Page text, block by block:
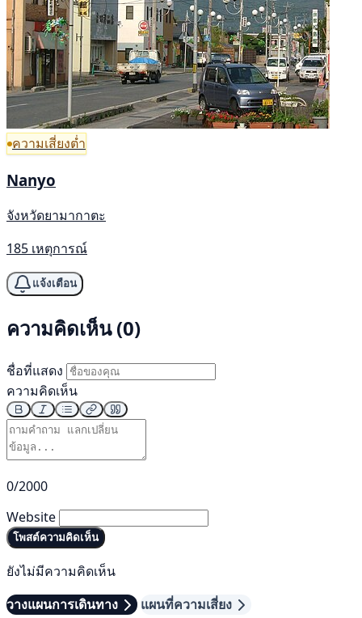
ความเสี่ยงต่ำ
Nanyo
จังหวัดยามากาตะ
185 เหตุการณ์
แจ้งเตือน
ความคิดเห็น (0)
ชื่อที่แสดง
ความคิดเห็น
0/2000
Website
โพสต์ความคิดเห็น
ยังไม่มีความคิดเห็น
วางแผนการเดินทาง
แผนที่ความเสี่ยง